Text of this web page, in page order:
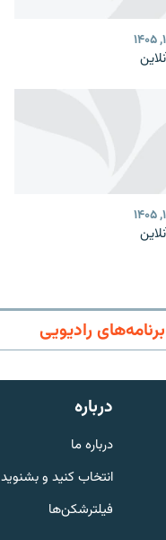
برنامه‌های رادیویی
درباره
درباره ما
انتخاب کنید و بشنوید
فیلترشکن‌ها